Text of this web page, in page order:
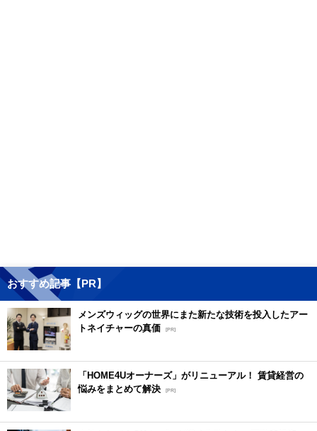
おすすめ記事【PR】
メンズウィッグの世界にまた新たな技術を投入したアー
トネイチャーの真価
[PR]
「HOME4Uオーナーズ」がリニューアル！ 賃貸経営の
悩みをまとめて解決 [PR]